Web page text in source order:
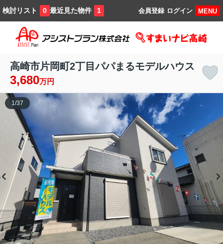
検討リスト 0 最近見た物件 1 MENU
ログイン
会員登録
高崎市片岡町2丁目パパまるモデルハウス
3,680万円
1 /37